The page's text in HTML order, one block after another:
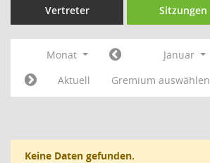
Vertreter Sitzungen
Monat Januar
Aktuell
Gremium auswählen
Keine Daten gefunden.